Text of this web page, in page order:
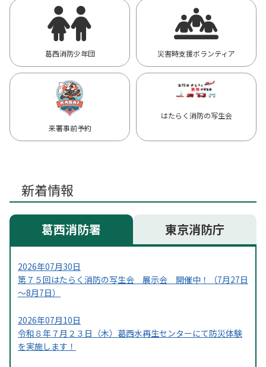
葛西消防少年団 災害時支援ボランティア
来署事前予約
はたらく消防の写生会
新着情報
葛西消防署 東京消防庁
2026年07月30日
第７５回はたらく消防の写生会 展示会 開催中！（7月27日
～8月7日）
2026年07月10日
令和８年７月２３日（木）葛西水再生センターにて防災体験
を実施します！